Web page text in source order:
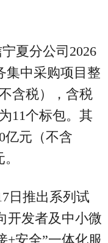
夏分公司2026
集中采购项目整
含税），含税
11个标包。其
亿元（不含
日推出系列试
开发者及中小微
+安全”一体化服